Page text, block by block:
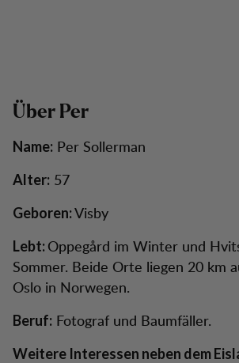
Über Per
Name: Per Sollerman
Alter: 57
Geboren:Visby
Lebt:Oppegård im Winter und
Sommer. Beide Orte liegen 20 km
Oslo in Norwegen.
Beruf: Fotograf und Baumfäller.
Weitere Interessen neben dem